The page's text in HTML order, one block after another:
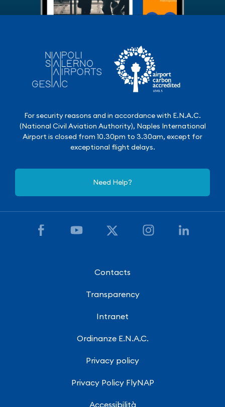
For security reasons and in accordance with E.N.A.C.
(National Civil Aviation Authority), Naples International
Airport is closed from 10.30pm to 3.30am, except for
exceptional flight delays.
Need Help?
Contacts
Transparency
Intranet
Ordinanze E.N.A.C.
Privacy policy
Privacy Policy FlyNAP
Accessibilità